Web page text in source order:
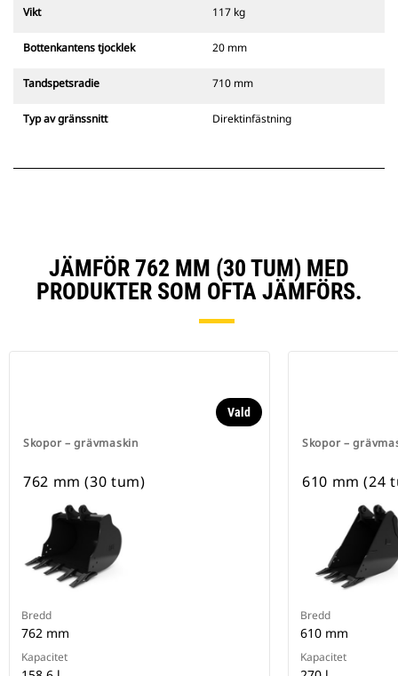
Vikt 117 kg
Bottenkantens tjocklek 20 mm
Tandspetsradie 710 mm
Typ av gränssnitt Direktinfästning
JÄMFÖR 762 MM (30 TUM) MED
PRODUKTER SOM OFTA JÄMFÖRS.
Skopor – grävmaskin
Vald
762 mm (30 tum)
Bredd
762 mm
Kapacitet
Skopor –
610 mm (24
Bredd
610 mm
Kapacitet